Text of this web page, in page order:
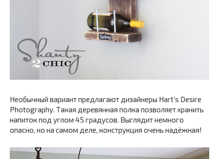
Необычный вариант предлагают дизайнеры Hart’s Desire
Photography. Такая деревянная полка позволяет хранить
напиток под углом 45 градусов. Выглядит немного
опасно, но на самом деле, конструкция очень надёжная!